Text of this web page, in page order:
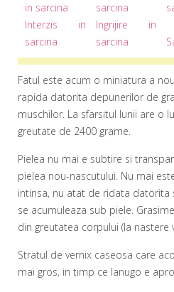
in sarcina
sarcina
Interzis in
sarcina
Ingrijire in
sarcina
Fatul este acum o miniatura a
rapida datorita depunerilor de
muschilor. La sfarsitul lunii are o
greutate de 2400 grame.
Pielea nu mai e subtire si
pielea nou-nascutului. Nu mai
intinsa, nu atat de ridata datorita
se acumuleaza sub piele.
din greutatea corpului (la nastere
Stratul de vernix caseosa care
mai gros, in timp ce lanugo e